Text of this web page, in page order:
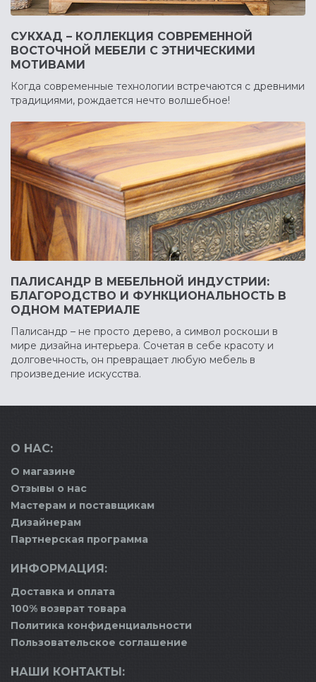
СУКХАД – КОЛЛЕКЦИЯ СОВРЕМЕННОЙ
ВОСТОЧНОЙ МЕБЕЛИ С ЭТНИЧЕСКИМИ
МОТИВАМИ
Когда современные технологии встречаются с древними
традициями, рождается нечто волшебное!
ПАЛИСАНДР В МЕБЕЛЬНОЙ ИНДУСТРИИ:
БЛАГОРОДСТВО И ФУНКЦИОНАЛЬНОСТЬ В
ОДНОМ МАТЕРИАЛЕ
Палисандр – не просто дерево, а символ роскоши в
мире дизайна интерьера. Сочетая в себе красоту и
долговечность, он превращает любую мебель в
произведение искусства.
О НАС:
О магазине
Отзывы о нас
Мастерам и поставщикам
Дизайнерам
Партнерская программа
ИНФОРМАЦИЯ:
Доставка и оплата
100% возврат товара
Политика конфиденциальности
Пользовательское соглашение
НАШИ КОНТАКТЫ: